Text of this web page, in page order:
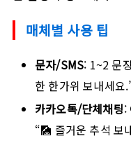
매체별 사용 팁
문자/SMS: 1~2 문
한 한가위 보내세요
카카오톡/단체채팅:
“🎑 즐거운 추석 보